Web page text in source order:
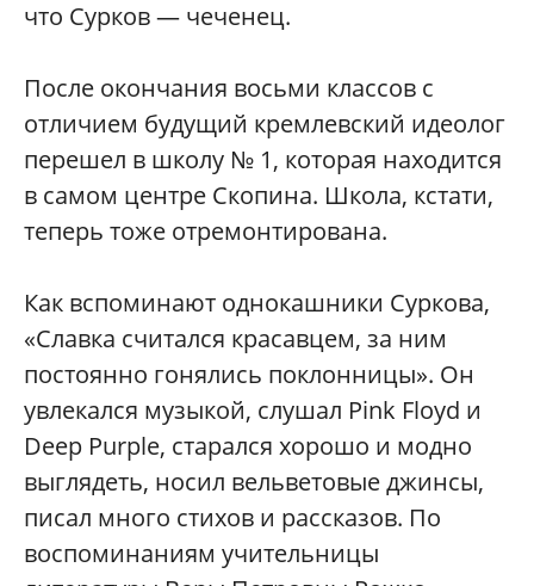
что Сурков — чеченец.
После окончания восьми классов с
отличием будущий кремлевский идеолог
перешел в школу № 1, которая находится
в самом центре Скопина. Школа, кстати,
теперь тоже отремонтирована.
Как вспоминают однокашники Суркова,
«Славка считался красавцем, за ним
постоянно гонялись поклонницы». Он
увлекался музыкой, слушал Pink Floyd и
Deep Purple, старался хорошо и модно
выглядеть, носил вельветовые джинсы,
писал много стихов и рассказов. По
воспоминаниям учительницы